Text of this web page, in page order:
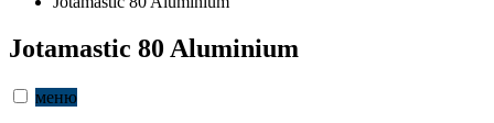
Jotamastic 80 Aluminium
меню